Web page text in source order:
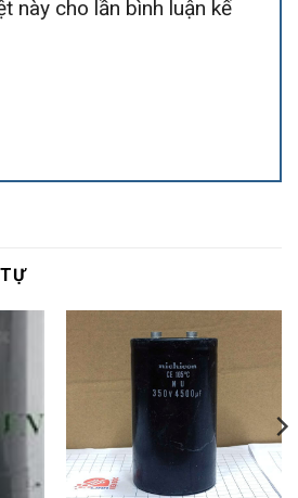
này cho lần bình luận kế